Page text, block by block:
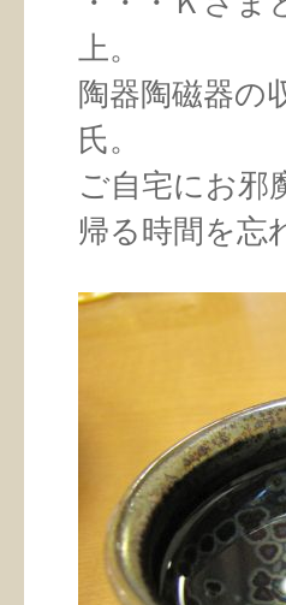
上。
陶器陶磁器の
氏。
ご自宅にお邪
帰る時間を忘